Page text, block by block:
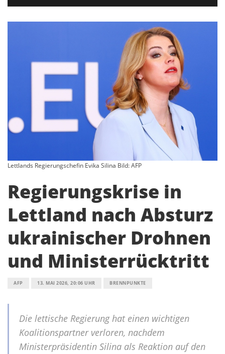
Lettlands Regierungschefin Evika Silina Bild: AFP
Regierungskrise in
Lettland nach Absturz
ukrainischer Drohnen
und Ministerrücktritt
AFP 13. MAI 2026, 20:06 UHR BRENNPUNKTE
Die lettische Regierung hat einen wichtigen
Koalitionspartner verloren, nachdem
Ministerpräsidentin Silina als Reaktion auf den